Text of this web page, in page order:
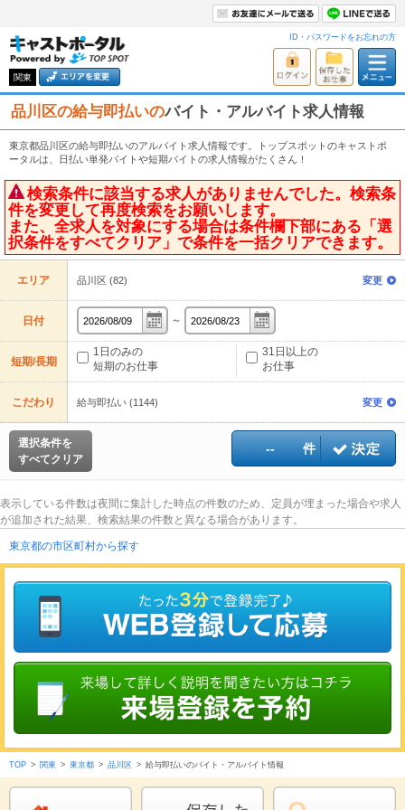
関東
ID・パスワードをお忘れの方
品川区の給与即払いのバイト・アルバイト求人情報
東京都品川区の給与即払いのアルバイト求人情報です。トップスポットのキャストポ
ータルは、日払い単発バイトや短期バイトの求人情報がたくさん！
検索条件に該当する求人がありませんでした。検索条
件を変更して再度検索をお願いします。
また、全求人を対象にする場合は条件欄下部にある「選
択条件をすべてクリア」で条件を一括クリアできます。
エリア 品川区 (82) 変更
日付 ～
短期/長期
1日のみの
短期のお仕事
31日以上の
お仕事
こだわり 給与即払い (1144) 変更
選択条件を
すべてクリア
-- 件
表示している件数は夜間に集計した時点の件数のため、定員が埋まった場合や求人
が追加された結果、検索結果の件数と異なる場合があります。
東京都の市区町村から探す
TOP > 関東 > 東京都 > 品川区 > 給与即払いのバイト・アルバイト情報